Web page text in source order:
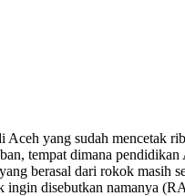
yang sudah mencetak
tempat dimana
berasal dari rokok
disebutkan namanya